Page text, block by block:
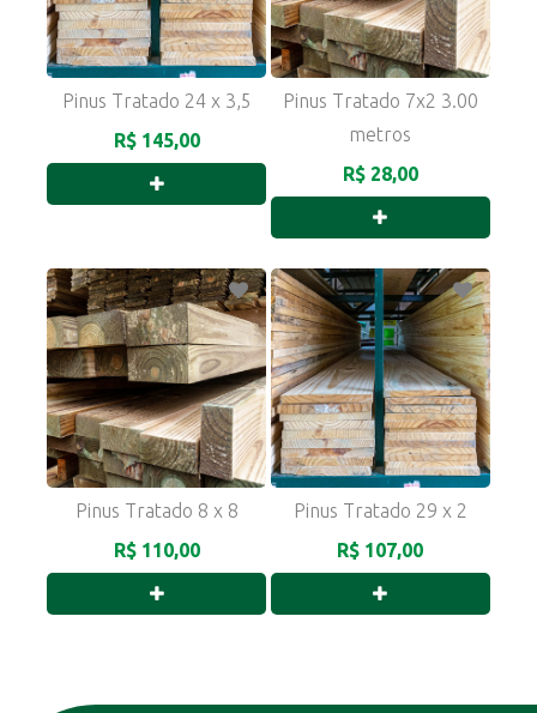
Pinus Tratado 24 x 3,5
R$ 145,00
Pinus Tratado 7x2 3.00
metros
R$ 28,00
Pinus Tratado 8 x 8
R$ 110,00
Pinus Tratado 29 x 2
R$ 107,00